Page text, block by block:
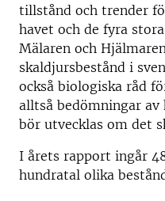
tillstånd och trender
havet och de fyra
Mälaren och
skaldjursbestånd i
också biologiska råd
alltså bedömningar
bör utvecklas om det
I årets rapport ingår
hundratal olika